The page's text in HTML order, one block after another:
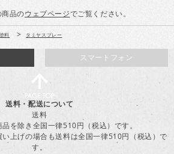
品のウェブページでご覧ください。
塗料 > タミヤスプレー
スマートフォン
送料・配送について
送料
品を除き全国一律510円（税込）です。
い上げの場合も送料は全国一律510円（税込）で
す。